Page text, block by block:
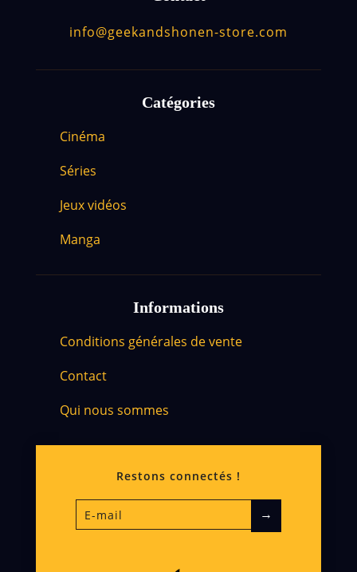
info@geekandshonen-store.com
Catégories
Cinéma
Séries
Jeux vidéos
Manga
Informations
Conditions générales de vente
Contact
Qui nous sommes
Restons connectés !
→